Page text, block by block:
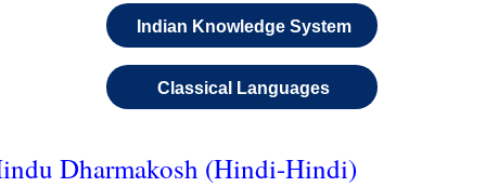
Indian Knowledge System
Classical Languages
Dharmakosh (Hindi-Hindi)